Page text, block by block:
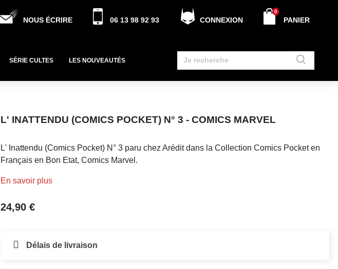
NOUS ÉCRIRE 06 13 98 92 93 CONNEXION PANIER
0
SÉRIE CULTES LES NOUVEAUTÉS
L' INATTENDU (COMICS POCKET) N° 3 - COMICS MARVEL
L' Inattendu (Comics Pocket) N° 3 paru chez Arédit dans la Collection Comics Pocket en
Français en Bon Etat, Comics Marvel.
En savoir plus
24,90 €
Délais de livraison